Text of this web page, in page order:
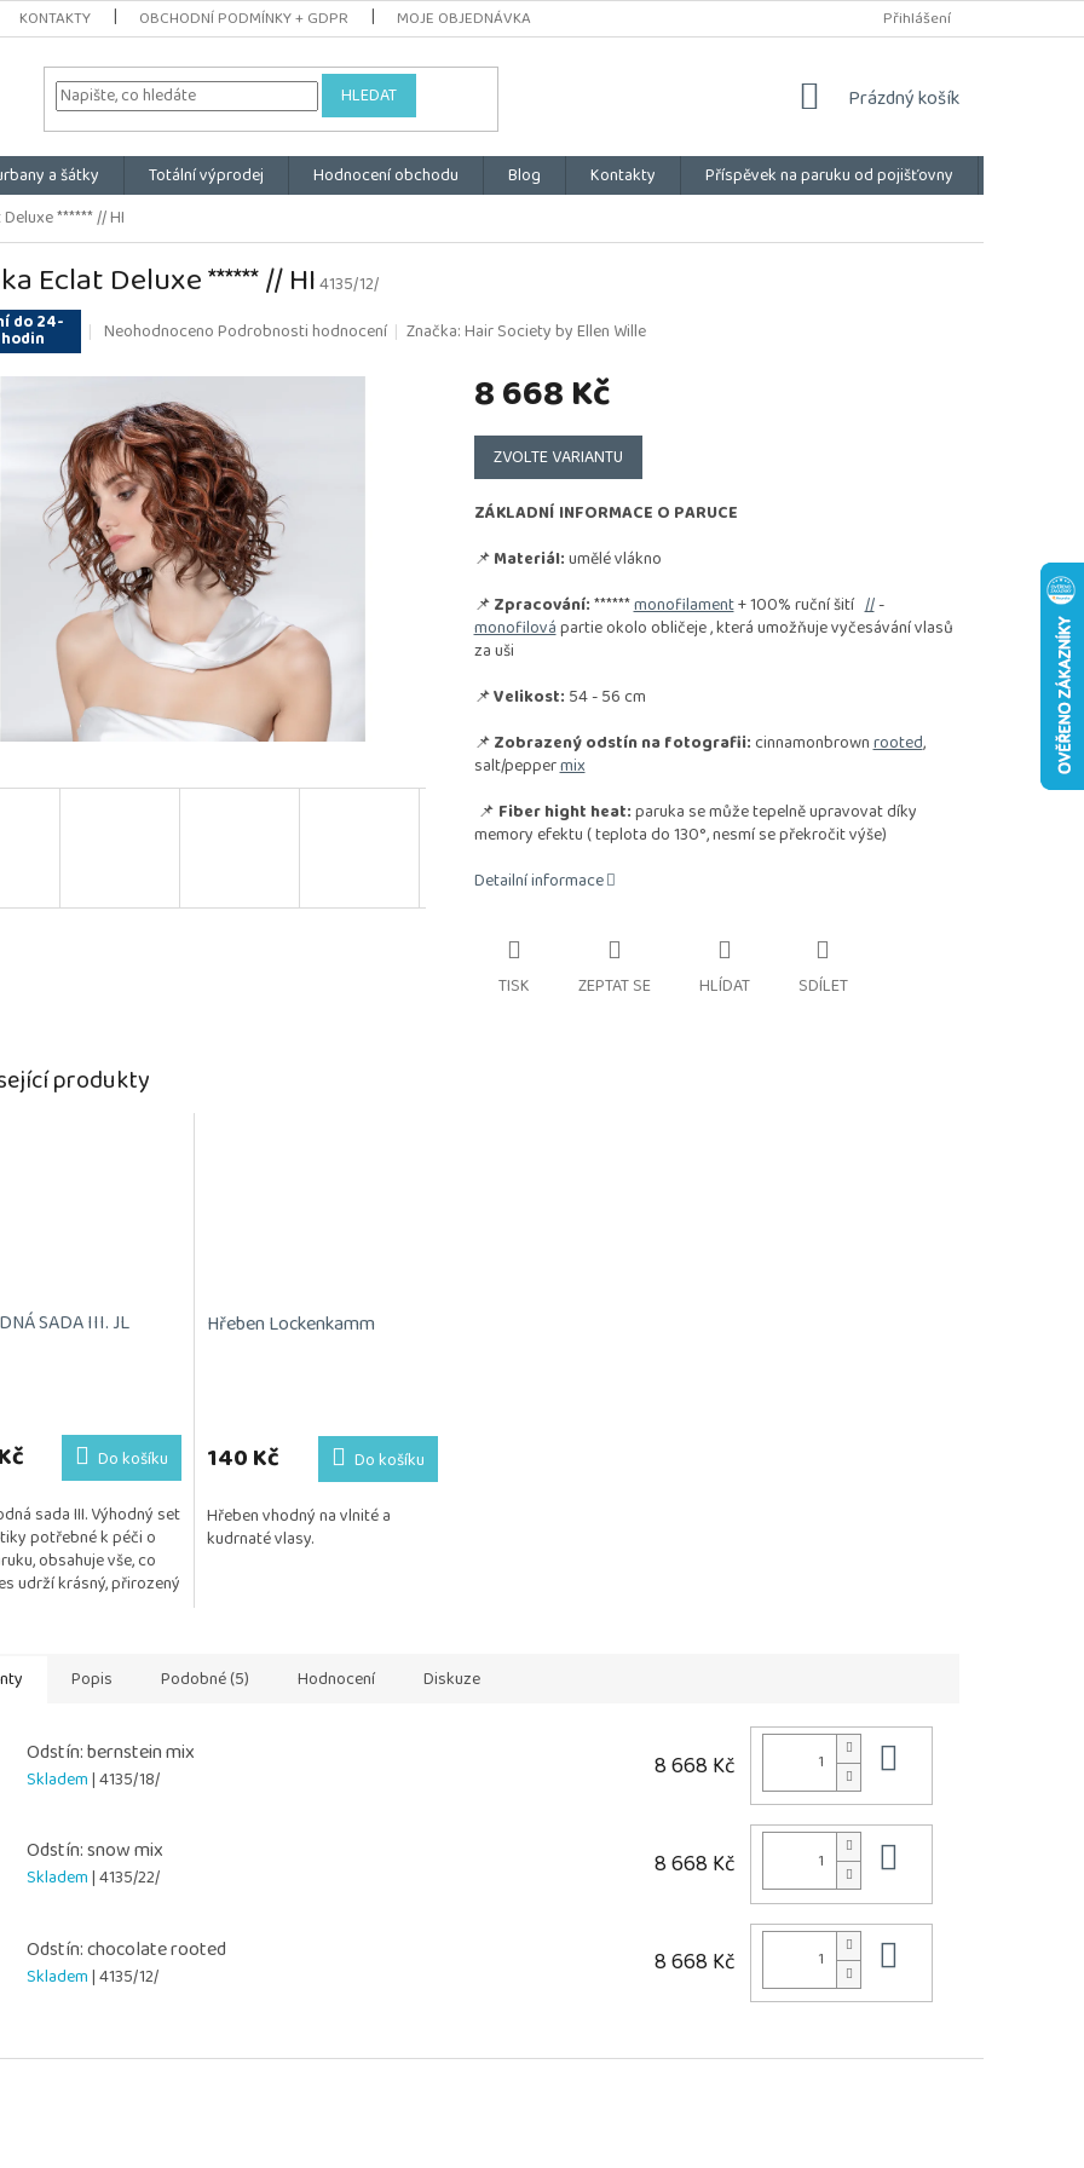
KONTAKTY OBCHODNÍ PODMÍNKY + GDPR MOJE OBJEDNÁVKA Přihlášení
HLEDAT
NÁKUPNÍ
Prázdný košík
a šátky Totální výprodej Hodnocení obchodu Blog Kontakty Příspěvek na paruku od pojišťovny
****** // HI
Eclat Deluxe ****** // HI4135/12/
do 24-
Průměrné
produktu
0,0
z
5
hvězdiček.
NeohodnocenoPodrobnosti hodnocení Značka:Hair Society by Ellen Wille
8 668 Kč
Měrná
cena:
ZVOLTE VARIANTU
ZÁKLADNÍ INFORMACE O PARUCE
📌Materiál:umělé vlákno
📌Zpracování:******monofilament+ 100% ruční šití//-
monofilovápartie okolo obličeje , která umožňuje vyčesávání vlasů
za uši
📌Velikost: 54 - 56 cm
📌Zobrazený odstín na fotografii: cinnamonbrownrooted,
salt/peppermix
📌 Fiber hight heat:paruka se může tepelně upravovat díky
memory efektu ( teplota do 130°, nesmí se překročit výše)
Detailní informace
TISK ZEPTAT SE HLÍDAT SDÍLET
produkty
SADA III. JL
Do košíku
sada III. Výhodný set
potřebné k péči o
obsahuje vše, co
udrží krásný, přirozený
Hřeben Lockenkamm
140 Kč Do košíku
Hřeben vhodný na vlnité a
kudrnaté vlasy.
Popis Podobné (5) Hodnocení Diskuze
Odstín: bernstein mix
Skladem| 4135/18/ 8 668 Kč
Odstín: snow mix
Skladem| 4135/22/ 8 668 Kč
Odstín: chocolate rooted
Skladem| 4135/12/ 8 668 Kč